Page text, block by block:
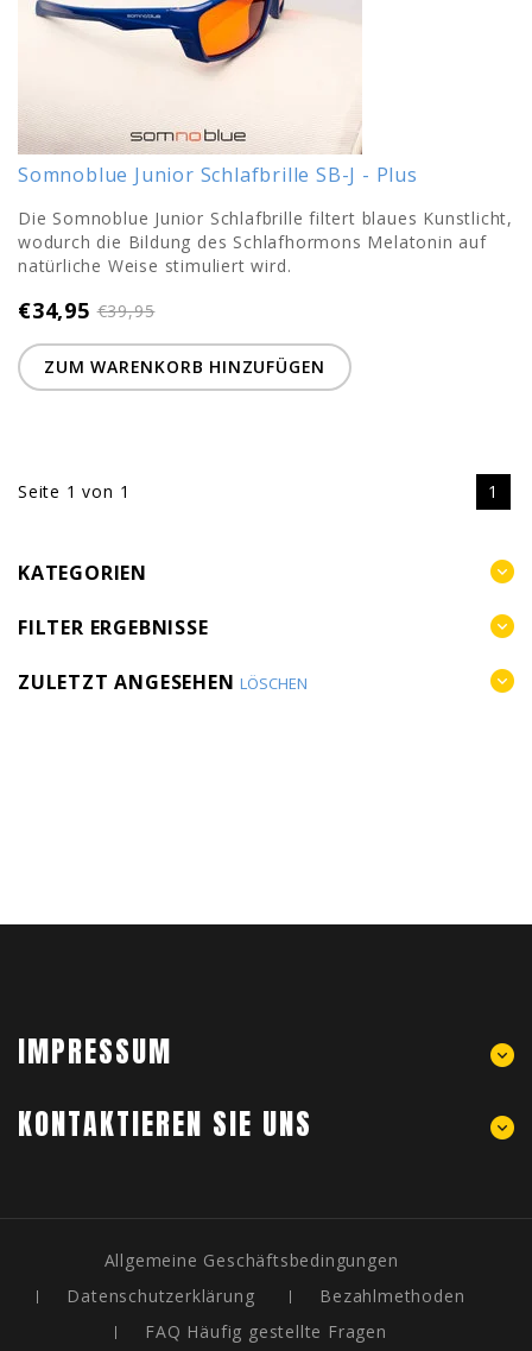
Somnoblue Junior Schlafbrille SB-J - Plus
Die Somnoblue Junior Schlafbrille filtert blaues Kunstlicht,
wodurch die Bildung des Schlafhormons Melatonin auf
natürliche Weise stimuliert wird.
€34,95€39,95
ZUM WARENKORB HINZUFÜGEN
Seite 1 von 1 1
KATEGORIEN
FILTER ERGEBNISSE
ZULETZT ANGESEHENLÖSCHEN
IMPRESSUM
KONTAKTIEREN SIE UNS
Allgemeine Geschäftsbedingungen
Datenschutzerklärung
Bezahlmethoden
FAQ Häufig gestellte Fragen